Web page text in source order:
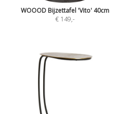
WOOOD Bijzettafel 'Vito' 40cm
€ 149,-